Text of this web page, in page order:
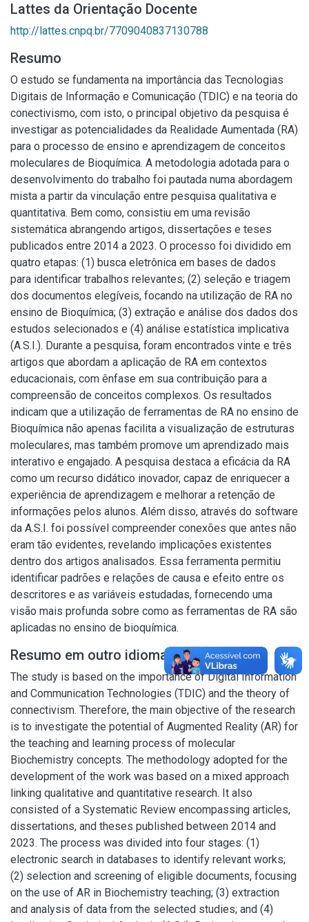
Lattes da Orientação Docente
http://lattes.cnpq.br/7709040837130788
Resumo
O estudo se fundamenta na importância das Tecnologias
Digitais de Informação e Comunicação (TDIC) e na teoria do
conectivismo, com isto, o principal objetivo da pesquisa é
investigar as potencialidades da Realidade Aumentada (RA)
para o processo de ensino e aprendizagem de conceitos
moleculares de Bioquímica. A metodologia adotada para o
desenvolvimento do trabalho foi pautada numa abordagem
mista a partir da vinculação entre pesquisa qualitativa e
quantitativa. Bem como, consistiu em uma revisão
sistemática abrangendo artigos, dissertações e teses
publicados entre 2014 a 2023. O processo foi dividido em
quatro etapas: (1) busca eletrônica em bases de dados
para identificar trabalhos relevantes; (2) seleção e triagem
dos documentos elegíveis, focando na utilização de RA no
ensino de Bioquímica; (3) extração e análise dos dados dos
estudos selecionados e (4) análise estatística implicativa
(A.S.I.). Durante a pesquisa, foram encontrados vinte e três
artigos que abordam a aplicação de RA em contextos
educacionais, com ênfase em sua contribuição para a
compreensão de conceitos complexos. Os resultados
indicam que a utilização de ferramentas de RA no ensino de
Bioquímica não apenas facilita a visualização de estruturas
moleculares, mas também promove um aprendizado mais
interativo e engajado. A pesquisa destaca a eficácia da RA
como um recurso didático inovador, capaz de enriquecer a
experiência de aprendizagem e melhorar a retenção de
informações pelos alunos. Além disso, através do software
da A.S.I. foi possível compreender conexões que antes não
eram tão evidentes, revelando implicações existentes
dentro dos artigos analisados. Essa ferramenta permitiu
identificar padrões e relações de causa e efeito entre os
descritores e as variáveis estudadas, fornecendo uma
visão mais profunda sobre como as ferramentas de RA são
aplicadas no ensino de bioquímica.
Resumo em outro idioma
The study is based on the importance of Digital Information
and Communication Technologies (TDIC) and the theory of
connectivism. Therefore, the main objective of the research
is to investigate the potential of Augmented Reality (AR) for
the teaching and learning process of molecular
Biochemistry concepts. The methodology adopted for the
development of the work was based on a mixed approach
linking qualitative and quantitative research. It also
consisted of a Systematic Review encompassing articles,
dissertations, and theses published between 2014 and
2023. The process was divided into four stages: (1)
electronic search in databases to identify relevant works;
(2) selection and screening of eligible documents, focusing
on the use of AR in Biochemistry teaching; (3) extraction
and analysis of data from the selected studies; and (4)